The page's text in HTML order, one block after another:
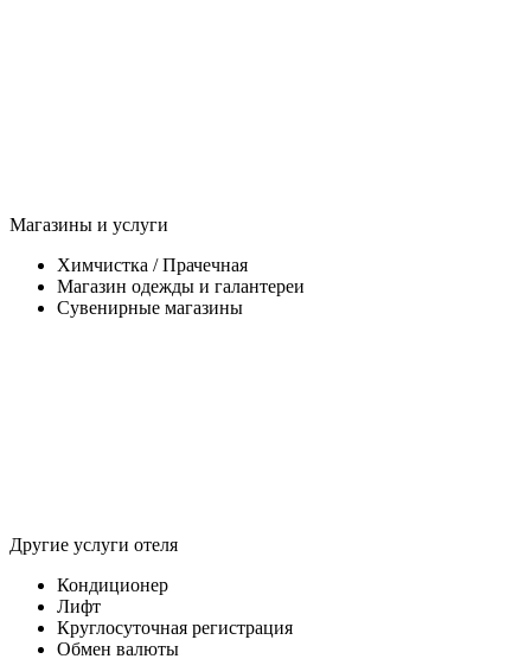
Магазины и услуги
Химчистка / Прачечная
Магазин одежды и галантереи
Сувенирные магазины
Другие услуги отеля
Кондиционер
Лифт
Круглосуточная регистрация
Обмен валюты